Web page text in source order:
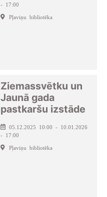
- 17:00
Pļaviņu bibliotēka
Ziemassvētku un
Jaunā gada
pastkaršu izstāde
05.12.2025 10:00 - 10.01.2026
- 17:00
Pļaviņu bibliotēka